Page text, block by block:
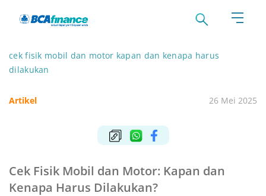
cek fisik mobil dan motor kapan dan kenapa harus
dilakukan
Artikel 26 Mei 2025
Cek Fisik Mobil dan Motor: Kapan dan
Kenapa Harus Dilakukan?